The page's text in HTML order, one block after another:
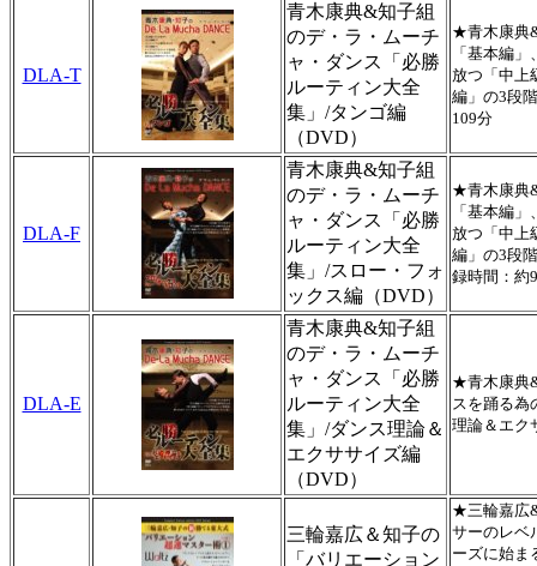
DLA-T
青木康典&知子組
のデ・ラ・ムーチ
ャ・ダンス「必勝
ルーティン大全
集」/タンゴ編
（DVD）
★青木康典
「基本編
放つ「中上
編」の3段
109分
DLA-F
青木康典&知子組
のデ・ラ・ムーチ
ャ・ダンス「必勝
ルーティン大全
集」/スロー・フォ
ックス編（DVD）
★青木康典
「基本編
放つ「中上
編」の3段
録時間：約
DLA-E
青木康典&知子組
のデ・ラ・ムーチ
ャ・ダンス「必勝
ルーティン大全
集」/ダンス理論＆
エクササイズ編
（DVD）
★青木康典
スを踊る為
理論＆エク
三輪嘉広＆知子の
「バリエーション
★三輪嘉広
サーのレベ
ーズに始ま